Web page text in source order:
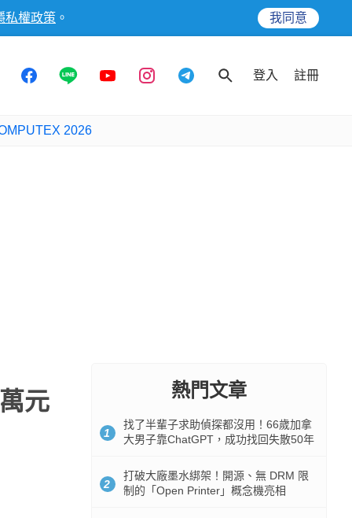
私權政策 。 我同意
登入 註冊
2026
元 熱門文章
1
找了半輩子求助偵探都沒用！66歲加拿
大男子靠ChatGPT，成功找回失散50年
2
打破大廠墨水綁架！開源、無 DRM 限
制的「Open Printer」概念機亮相